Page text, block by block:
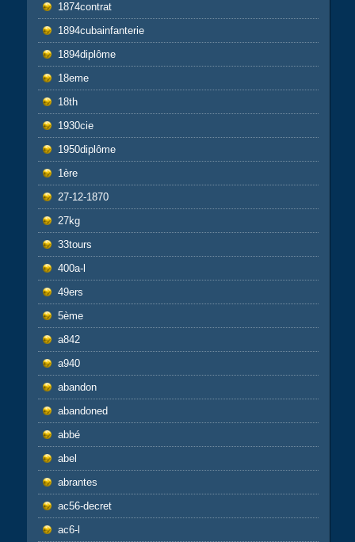
1874contrat
1894cubainfanterie
1894diplôme
18eme
18th
1930cie
1950diplôme
1ère
27-12-1870
27kg
33tours
400a-l
49ers
5ème
a842
a940
abandon
abandoned
abbé
abel
abrantes
ac56-decret
ac6-l